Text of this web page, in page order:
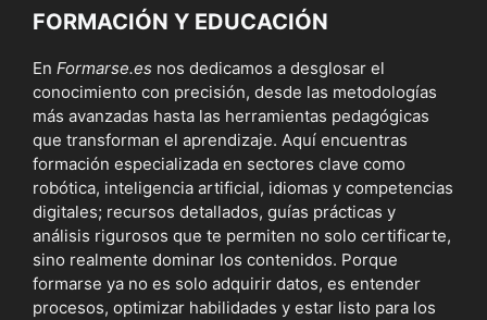
FORMACIÓN Y EDUCACIÓN
En Formarse.es nos dedicamos a desglosar el
conocimiento con precisión, desde las metodologías
más avanzadas hasta las herramientas pedagógicas
que transforman el aprendizaje. Aquí encuentras
formación especializada en sectores clave como
robótica, inteligencia artificial, idiomas y competencias
digitales; recursos detallados, guías prácticas y
análisis rigurosos que te permiten no solo certificarte,
sino realmente dominar los contenidos. Porque
formarse ya no es solo adquirir datos, es entender
procesos, optimizar habilidades y estar listo para los